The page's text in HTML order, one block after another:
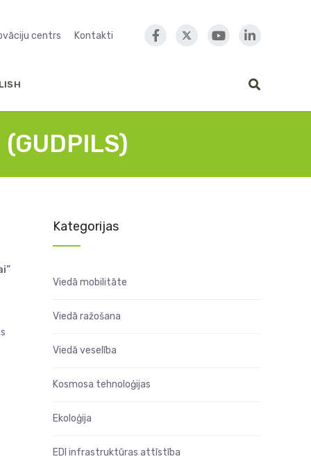
centrs Kontakti
Kategorijas
Viedā mobilitāte
Viedā ražošana
Viedā veselība
Kosmosa tehnoloģijas
Ekoloģija
EDI infrastruktūras attīstība